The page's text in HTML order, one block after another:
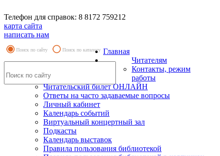
Телефон для справок: 8 8172 759212
карта сайта
написать нам
Поиск по сайту Поиск по каталогу Главная
Читателям
Контакты, режим
работы
Читательский билет ОНЛАЙН
Ответы на часто задаваемые вопросы
Личный кабинет
Календарь событий
Виртуальный концертный зал
Подкасты
Календарь выставок
Правила пользования библиотекой